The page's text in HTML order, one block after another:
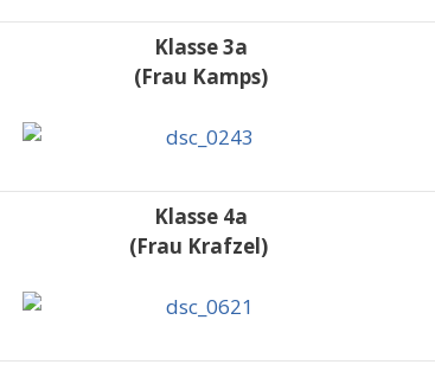
Klasse 3a
(Frau Kamps)
Klasse 4a
(Frau Krafzel)